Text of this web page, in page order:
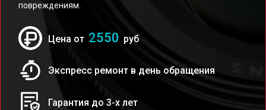
повреждениям.
Цена от 2550 руб
Экспресс ремонт в день обращения
Гарантия до 3-х лет